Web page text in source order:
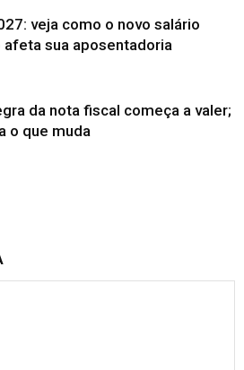
veja como o novo salário
afeta sua aposentadoria
da nota fiscal começa a valer;
o que muda